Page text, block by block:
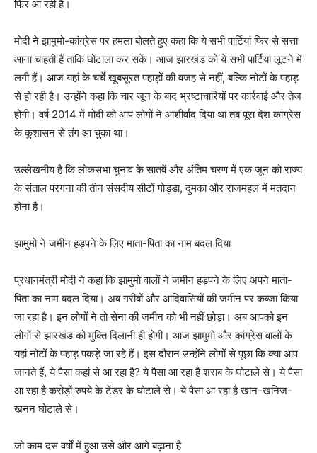
फिर आ रही है।
मोदी ने झामुमो-कांग्रेस पर हमला बोलते हुए कहा कि ये सभी पार्टियां फिर से सत्ता
आना चाहती हैं ताकि घोटाला कर सकें। आज झारखंड को ये सभी पार्टियां लूटने में
लगी हैं। आज यहां के चर्चे खूबसूरत पहाड़ों की वजह से नहीं, बल्कि नोटों के पहाड़
से हो रही है। उन्होंने कहा कि चार जून के बाद भ्रष्टाचारियों पर कार्रवाई और तेज
होगी। वर्ष 2014 में मोदी को आप लोगों ने आशीर्वाद दिया था तब पूरा देश कांग्रेस
के कुशासन से तंग आ चुका था।
उल्लेखनीय है कि लोकसभा चुनाव के सातवें और अंतिम चरण में एक जून को राज्य
के संताल परगना की तीन संसदीय सीटों गोड्डा, दुमका और राजमहल में मतदान
होना है।
झामुमो ने जमीन हड़पने के लिए माता-पिता का नाम बदल दिया
प्रधानमंत्री मोदी ने कहा कि झामुमो वालों ने जमीन हड़पने के लिए अपने माता-
पिता का नाम बदल दिया। अब गरीबों और आदिवासियों की जमीन पर कब्जा किया
जा रहा है। इन लोगों ने तो सेना की जमीन को भी नहीं छोड़ा। अब आपको इन
लोगों से झारखंड को मुक्ति दिलानी ही होगी। आज झामुमो और कांग्रेस वालों के
यहां नोटों के पहाड़ पकड़े जा रहे हैं। इस दौरान उन्होंने लोगों से पूछा कि क्या आप
जानते हैं, ये पैसा कहां से आ रहा है? ये पैसा आ रहा है शराब के घोटाले से। ये पैसा
आ रहा है करोड़ों रुपये के टेंडर के घोटाले से। ये पैसा आ रहा है खान-खनिज-
खनन घोटाले से।
जो काम दस वर्षों में हुआ उसे और आगे बढ़ाना है